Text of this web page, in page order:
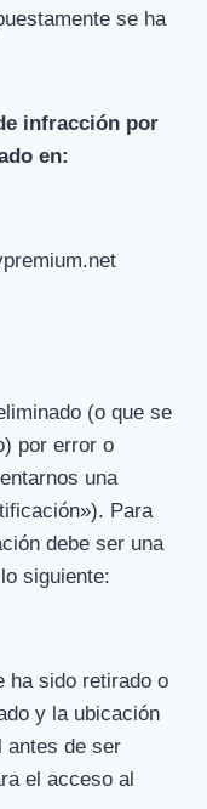
se ha
infracción por
en:
(o que se
por error o
una
Para
debe ser una
siguiente:
ha sido retirado o
y la ubicación
antes de ser
el acceso al